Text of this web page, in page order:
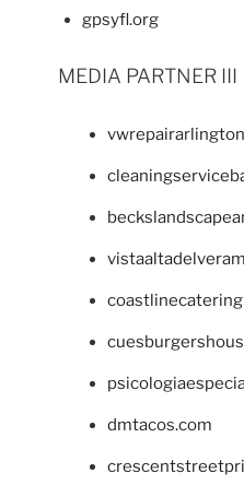
gpsyfl.org
MEDIA PARTNER III
dmtacos.com